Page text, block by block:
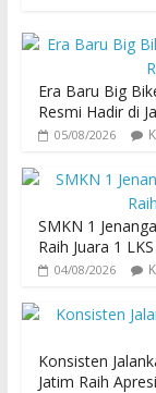
Era Baru Big
Resmi Hadir di
05/08/2026
SMKN 1
Raih Juara 1
04/08/2026
Konsisten
Jatim Raih